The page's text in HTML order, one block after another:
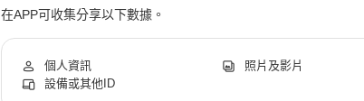
在APP可收集分享以下數據。
個人資訊 照片及影片
設備或其他ID